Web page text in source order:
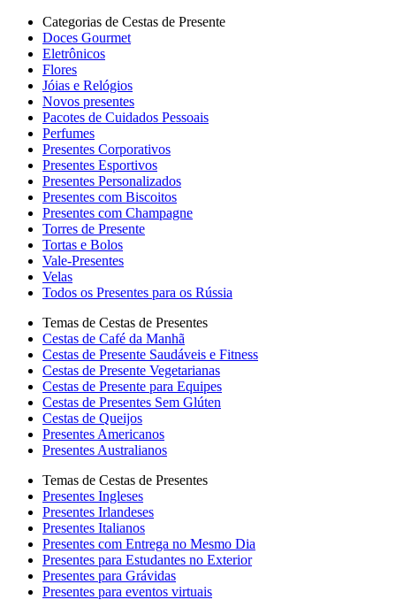
Categorias de Cestas de Presente
Doces Gourmet
Eletrônicos
Flores
Jóias e Relógios
Novos presentes
Pacotes de Cuidados Pessoais
Perfumes
Presentes Corporativos
Presentes Esportivos
Presentes Personalizados
Presentes com Biscoitos
Presentes com Champagne
Torres de Presente
Tortas e Bolos
Vale-Presentes
Velas
Todos os Presentes para os Rússia
Temas de Cestas de Presentes
Cestas de Café da Manhã
Cestas de Presente Saudáveis e Fitness
Cestas de Presente Vegetarianas
Cestas de Presente para Equipes
Cestas de Presentes Sem Glúten
Cestas de Queijos
Presentes Americanos
Presentes Australianos
Temas de Cestas de Presentes
Presentes Ingleses
Presentes Irlandeses
Presentes Italianos
Presentes com Entrega no Mesmo Dia
Presentes para Estudantes no Exterior
Presentes para Grávidas
Presentes para eventos virtuais